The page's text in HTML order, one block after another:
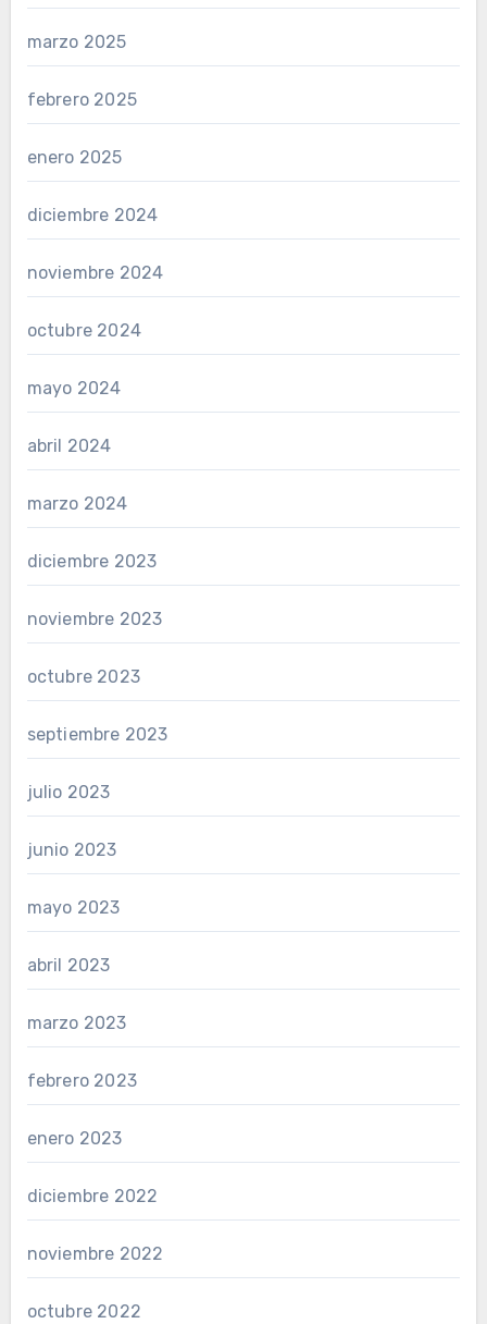
marzo 2025
febrero 2025
enero 2025
diciembre 2024
noviembre 2024
octubre 2024
mayo 2024
abril 2024
marzo 2024
diciembre 2023
noviembre 2023
octubre 2023
septiembre 2023
julio 2023
junio 2023
mayo 2023
abril 2023
marzo 2023
febrero 2023
enero 2023
diciembre 2022
noviembre 2022
octubre 2022